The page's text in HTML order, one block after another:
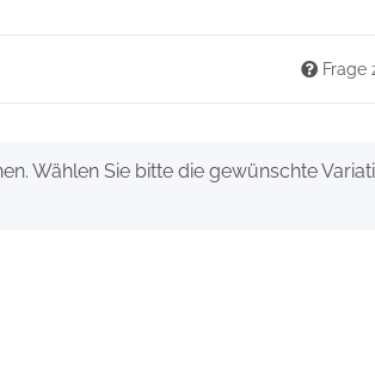
Frage
Wählen Sie bitte die gewünschte